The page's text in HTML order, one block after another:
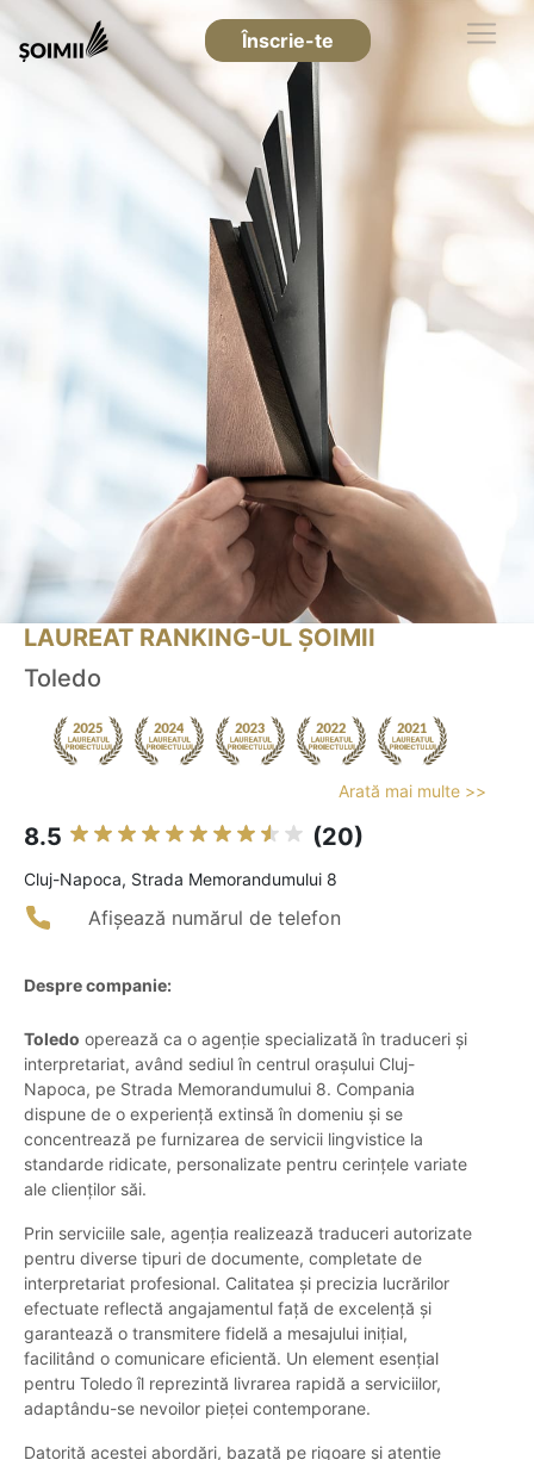
Înscrie-te
LAUREAT RANKING-UL ȘOIMII
Toledo
Arată mai multe >>
8.5 (20)
Cluj-Napoca, Strada Memorandumului 8
Afișează numărul de telefon
Despre companie:
Toledo operează ca o agenție specializată în traduceri și
interpretariat, având sediul în centrul orașului Cluj-
Napoca, pe Strada Memorandumului 8. Compania
dispune de o experiență extinsă în domeniu și se
concentrează pe furnizarea de servicii lingvistice la
standarde ridicate, personalizate pentru cerințele variate
ale clienților săi.
Prin serviciile sale, agenția realizează traduceri autorizate
pentru diverse tipuri de documente, completate de
interpretariat profesional. Calitatea și precizia lucrărilor
efectuate reflectă angajamentul față de excelență și
garantează o transmitere fidelă a mesajului inițial,
facilitând o comunicare eficientă. Un element esențial
pentru Toledo îl reprezintă livrarea rapidă a serviciilor,
adaptându-se nevoilor pieței contemporane.
Datorită acestei abordări, bazată pe rigoare și atenție